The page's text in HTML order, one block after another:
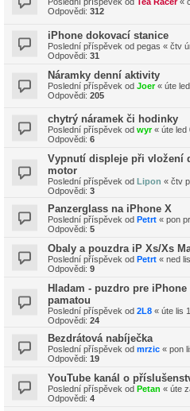
Odpovědi: 312
iPhone dokovací stanice
Poslední příspěvek od pegas « čtv
Odpovědi: 31
Náramky denní aktivity
Poslední příspěvek od Joer« úte
Odpovědi: 205
chytrý náramek či hodinky
Poslední příspěvek od wyr« úte led
Odpovědi: 6
Vypnutí displeje při vložení
motor
Poslední příspěvek od Lipon « čtv
Odpovědi: 3
Panzerglass na iPhone X
Poslední příspěvek od Petrt « pon
Odpovědi: 5
Obaly a pouzdra iP Xs/Xs
Poslední příspěvek od Petrt « ned
Odpovědi: 9
Hladam - puzdro pre
pamatou
Poslední příspěvek od 2L8 « úte lis
Odpovědi: 24
Bezdrátová nabíječka
Poslední příspěvek od mrzic « pon
Odpovědi: 19
YouTube kanál o
Poslední příspěvek od Petan « úte
Odpovědi: 4